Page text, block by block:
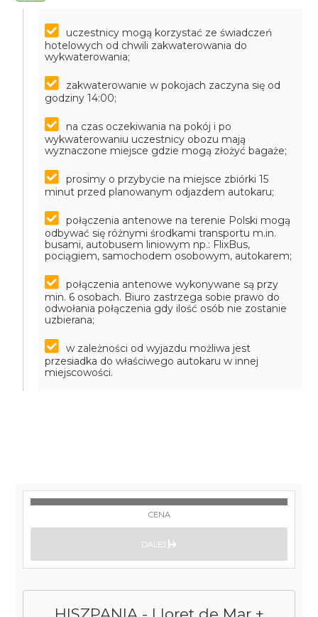
uczestnicy mogą korzystać ze świadczeń
hotelowych od chwili zakwaterowania do
wykwaterowania;
zakwaterowanie w pokojach zaczyna się od
godziny 14:00;
na czas oczekiwania na pokój i po
wykwaterowaniu uczestnicy obozu mają
wyznaczone miejsce gdzie mogą złożyć bagaże;
prosimy o przybycie na miejsce zbiórki 15
minut przed planowanym odjazdem autokaru;
połączenia antenowe na terenie Polski mogą
odbywać się różnymi środkami transportu m.in.
busami, autobusem liniowym np.: FlixBus,
pociągiem, samochodem osobowym, autokarem;
połączenia antenowe wykonywane są przy
min. 6 osobach. Biuro zastrzega sobie prawo do
odwołania połączenia gdy ilość osób nie zostanie
uzbierana;
w zależności od wyjazdu możliwa jest
przesiadka do właściwego autokaru w innej
miejscowości.
CENA
DALEJ